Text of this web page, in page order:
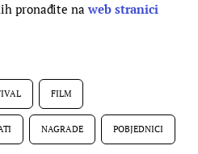
pronađite na web stranici
FILM
NAGRADE POBJEDNICI